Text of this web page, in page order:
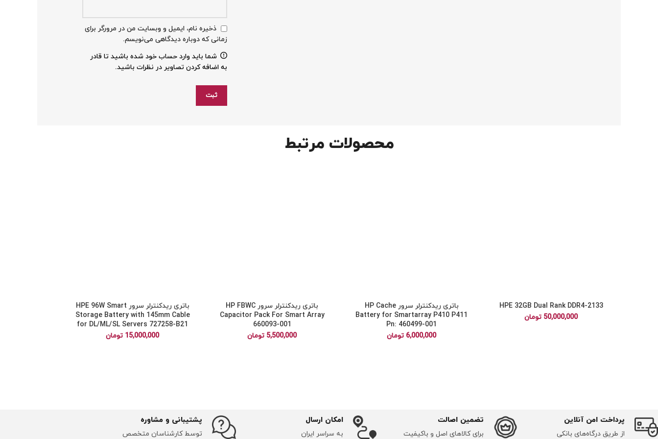
ذخیره نام، ایمیل و وبسایت من در مرورگر برای
زمانی که دوباره دیدگاهی می‌نویسم.
شما باید وارد حساب خود شده باشید تا قادر
به اضافه کردن تصاویر در نظرات باشید.
محصولات مرتبط
HPE 32GB Dual Rank DDR4-2133
50,000,000 تومان
باتری ریدکنترلر سرور HP Cache
Battery for Smartarray P410 P411
Pn: 460499-001
6,000,000 تومان
باتری ریدکنترلر سرور HP FBWC
Capacitor Pack For Smart Array
660093-001
5,500,000 تومان
باتری ریدکنترلر سرور HPE 96W Smart
Storage Battery with 145mm Cable
for DL/ML/SL Servers 727258-B21
15,000,000 تومان
پرداخت امن آنلاین
از طریق درگاه‌های بانکی
تضمین اصالت
برای کالاهای اصل و باکیفیت
امکان ارسال
به سراسر ایران
پشتیبانی و مشاوره
توسط کارشناسان متخصص